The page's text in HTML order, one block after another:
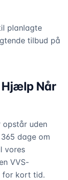
planlagte
tilbud på
Hjælp Når
opstår uden
dage om
vores
VVS-
for kort tid.